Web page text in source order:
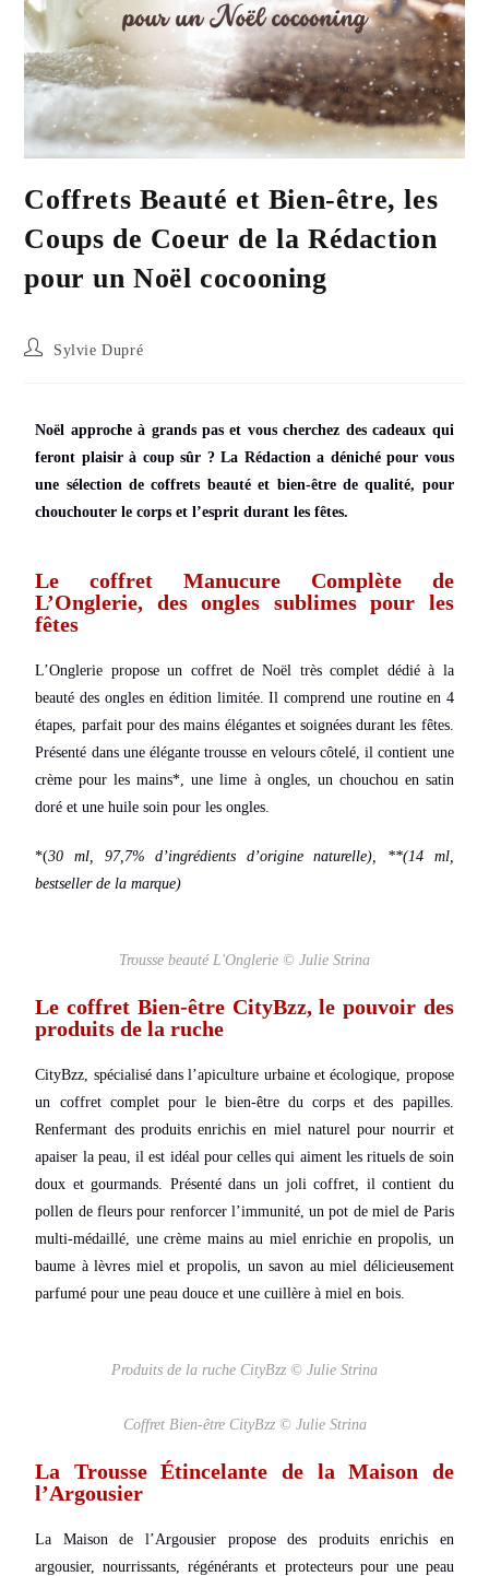
Coffrets Beauté et Bien-être, les
Coups de Coeur de la Rédaction
pour un Noël cocooning
Sylvie Dupré
Noël approche à grands pas et vous cherchez des cadeaux qui
feront plaisir à coup sûr ? La Rédaction a déniché pour vous
une sélection de coffrets beauté et bien-être de qualité, pour
chouchouter le corps et l’esprit durant les fêtes.
Le coffret Manucure Complète de
L’Onglerie, des ongles sublimes pour les
fêtes
L’Onglerie propose un coffret de Noël très complet dédié à la
beauté des ongles en édition limitée. Il comprend une routine en 4
étapes, parfait pour des mains élégantes et soignées durant les fêtes.
Présenté dans une élégante trousse en velours côtelé, il contient une
crème pour les mains*, une lime à ongles, un chouchou en satin
doré et une huile soin pour les ongles.
*(30 ml, 97,7% d’ingrédients d’origine naturelle), **(14 ml,
bestseller de la marque)
Trousse beauté L'Onglerie © Julie Strina
Le coffret Bien-être CityBzz, le pouvoir des
produits de la ruche
CityBzz, spécialisé dans l’apiculture urbaine et écologique, propose
un coffret complet pour le bien-être du corps et des papilles.
Renfermant des produits enrichis en miel naturel pour nourrir et
apaiser la peau, il est idéal pour celles qui aiment les rituels de soin
doux et gourmands. Présenté dans un joli coffret, il contient du
pollen de fleurs pour renforcer l’immunité, un pot de miel de Paris
multi-médaillé, une crème mains au miel enrichie en propolis, un
baume à lèvres miel et propolis, un savon au miel délicieusement
parfumé pour une peau douce et une cuillère à miel en bois.
Produits de la ruche CityBzz © Julie Strina
Coffret Bien-être CityBzz © Julie Strina
La Trousse Étincelante de la Maison de
l’Argousier
La Maison de l’Argousier propose des produits enrichis en
argousier, nourrissants, régénérants et protecteurs pour une peau